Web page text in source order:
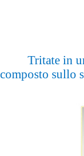
Tritate in
sullo